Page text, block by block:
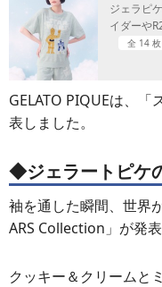
ジェラピ
イダーや
全 14 枚
GELATO PIQUEは、
表しました。
◆ジェラートピケ
袖を通した瞬間、世界
ARS Collection」が発表
クッキー＆クリームと